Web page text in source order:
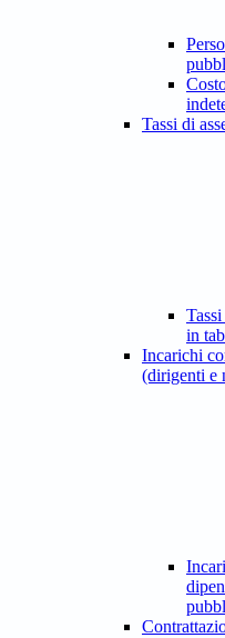
Tassi di
in
Incarichi
(dirigenti e